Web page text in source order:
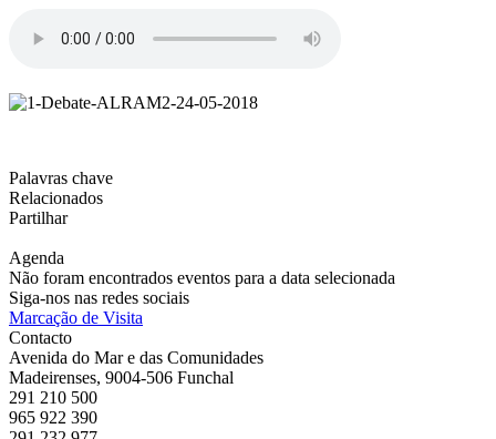
Palavras chave
Relacionados
Partilhar
Agenda
Não foram encontrados eventos para a data selecionada
Siga-nos nas redes sociais
Marcação de Visita
Contacto
Avenida do Mar e das Comunidades
Madeirenses, 9004-506 Funchal
291 210 500
965 922 390